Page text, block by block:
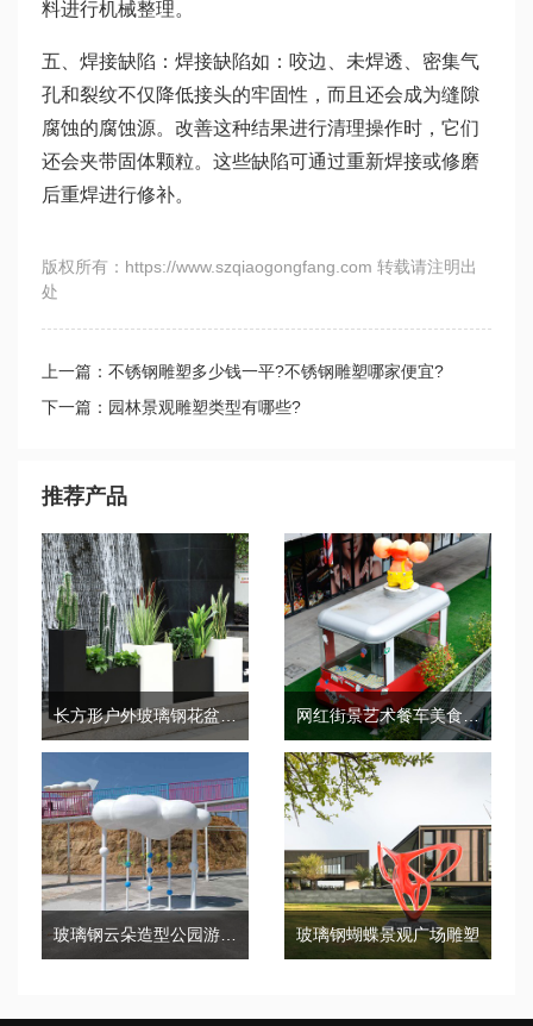
料进行机械整理。
五、焊接缺陷：焊接缺陷如：咬边、未焊透、密集气
孔和裂纹不仅降低接头的牢固性，而且还会成为缝隙
腐蚀的腐蚀源。改善这种结果进行清理操作时，它们
还会夹带固体颗粒。这些缺陷可通过重新焊接或修磨
后重焊进行修补。
版权所有：https://www.szqiaogongfang.com 转载请注明出
处
上一篇：不锈钢雕塑多少钱一平?不锈钢雕塑哪家便宜?
下一篇：园林景观雕塑类型有哪些?
推荐产品
长方形户外玻璃钢花盆组合美陈装饰花箱 网红街景艺术餐车美食街摆摊小吃车
玻璃钢云朵造型公园游乐园户外景观摆件 玻璃钢蝴蝶景观广场雕塑